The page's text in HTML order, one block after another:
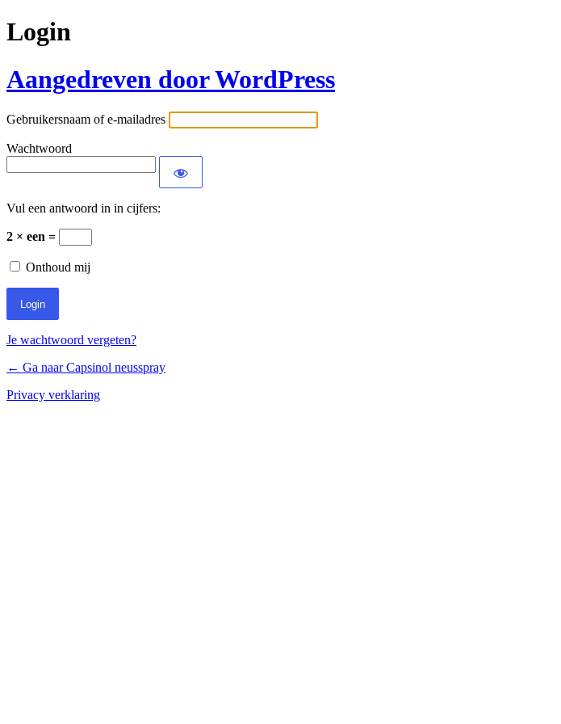
Login
Aangedreven door WordPress
Gebruikersnaam of e-mailadres
Wachtwoord
Vul een antwoord in in cijfers:
2 × een =
Onthoud mij
Je wachtwoord vergeten?
← Ga naar Capsinol neusspray
Privacy verklaring